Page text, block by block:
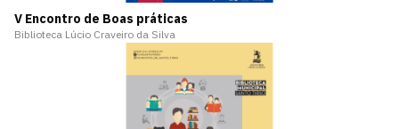
V Encontro de Boas práticas
Biblioteca Lúcio Craveiro da Silva